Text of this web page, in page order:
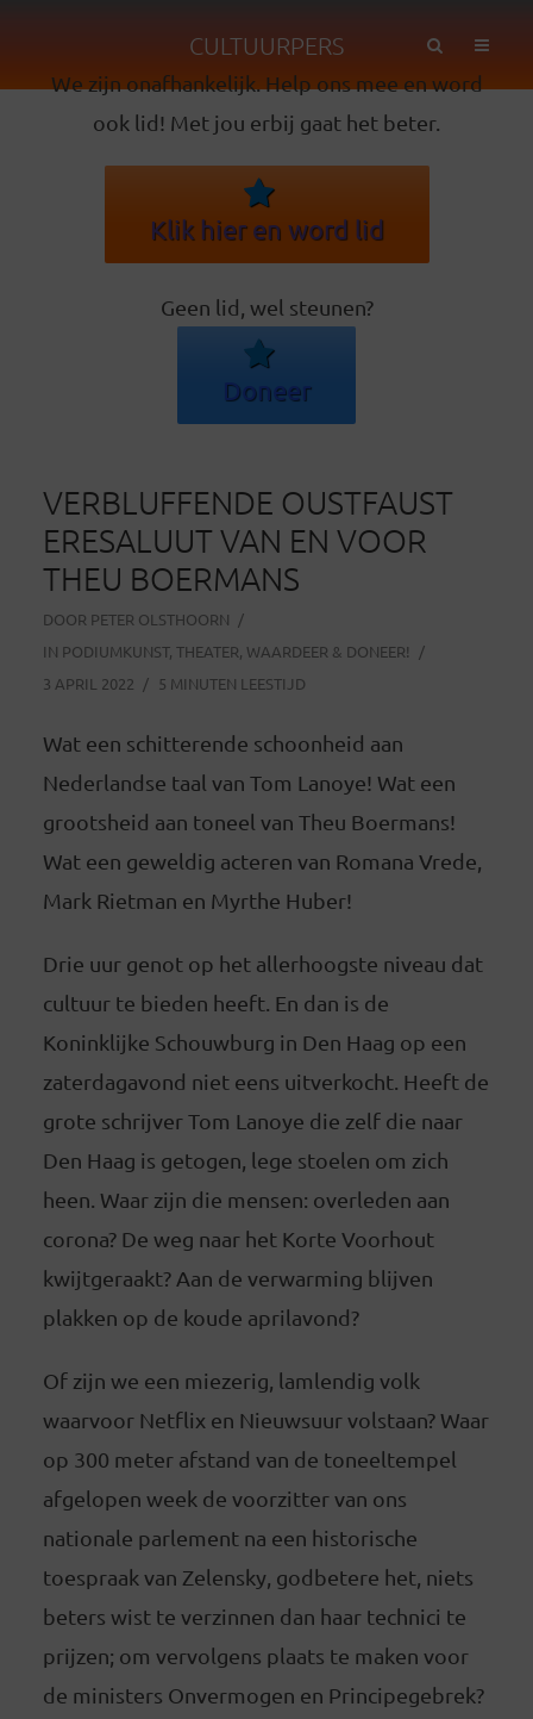
CULTUURPERS
We zijn onafhankelijk. Help ons mee en word
ook lid! Met jou erbij gaat het beter.
Klik hier en word lid
Geen lid, wel steunen?
Doneer
VERBLUFFENDE OUSTFAUST
ERESALUUT VAN EN VOOR
THEU BOERMANS
DOOR PETER OLSTHOORN
IN PODIUMKUNST, THEATER, WAARDEER & DONEER!
3 APRIL 2022
5 MINUTEN LEESTIJD
Wat een schitterende schoonheid aan
Nederlandse taal van Tom Lanoye! Wat een
grootsheid aan toneel van Theu Boermans!
Wat een geweldig acteren van Romana Vrede,
Mark Rietman en Myrthe Huber!
Drie uur genot op het allerhoogste niveau dat
cultuur te bieden heeft. En dan is de
Koninklijke Schouwburg in Den Haag op een
zaterdagavond niet eens uitverkocht. Heeft de
grote schrijver Tom Lanoye die zelf die naar
Den Haag is getogen, lege stoelen om zich
heen. Waar zijn die mensen: overleden aan
corona? De weg naar het Korte Voorhout
kwijtgeraakt? Aan de verwarming blijven
plakken op de koude aprilavond?
Of zijn we een miezerig, lamlendig volk
waarvoor Netflix en Nieuwsuur volstaan? Waar
op 300 meter afstand van de toneeltempel
afgelopen week de voorzitter van ons
nationale parlement na een historische
toespraak van Zelensky, godbetere het, niets
beters wist te verzinnen dan haar technici te
prijzen; om vervolgens plaats te maken voor
de ministers Onvermogen en Principegebrek?